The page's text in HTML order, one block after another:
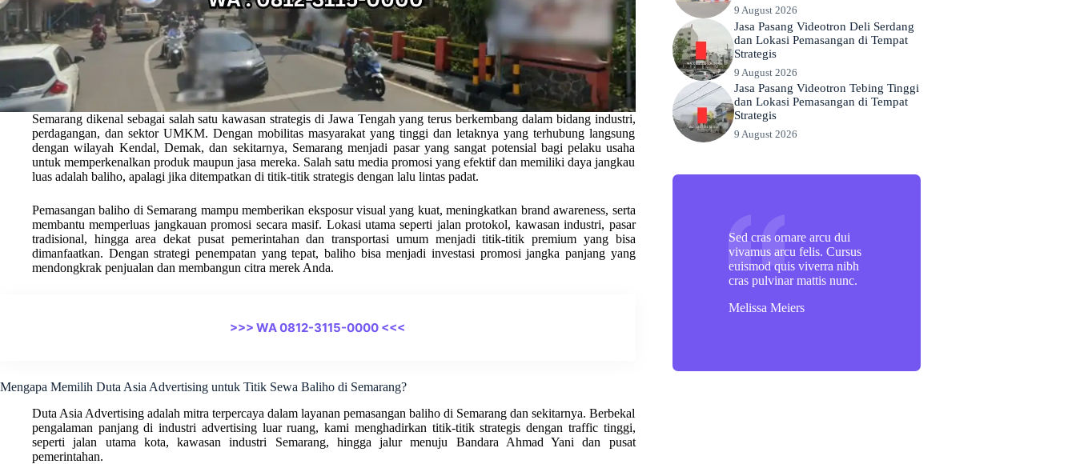
Semarang dikenal sebagai salah satu kawasan strategis di Jawa Tengah yang terus berkembang dalam bidang industri,
perdagangan, dan sektor UMKM. Dengan mobilitas masyarakat yang tinggi dan letaknya yang terhubung langsung
dengan wilayah Kendal, Demak, dan sekitarnya, Semarang menjadi pasar yang sangat potensial bagi pelaku usaha
untuk memperkenalkan produk maupun jasa mereka. Salah satu media promosi yang efektif dan memiliki daya jangkau
luas adalah baliho, apalagi jika ditempatkan di titik-titik strategis dengan lalu lintas padat.
Pemasangan baliho di Semarang mampu memberikan eksposur visual yang kuat, meningkatkan brand awareness, serta
membantu memperluas jangkauan promosi secara masif. Lokasi utama seperti jalan protokol, kawasan industri, pasar
tradisional, hingga area dekat pusat pemerintahan dan transportasi umum menjadi titik-titik premium yang bisa
dimanfaatkan. Dengan strategi penempatan yang tepat, baliho bisa menjadi investasi promosi jangka panjang yang
mendongkrak penjualan dan membangun citra merek Anda.
>>> WA 0812-3115-0000 <<<
Mengapa Memilih Duta Asia Advertising untuk Titik Sewa Baliho di Semarang?
Duta Asia Advertising adalah mitra terpercaya dalam layanan pemasangan baliho di Semarang dan sekitarnya. Berbekal
pengalaman panjang di industri advertising luar ruang, kami menghadirkan titik-titik strategis dengan traffic tinggi,
seperti jalan utama kota, kawasan industri Semarang, hingga jalur menuju Bandara Ahmad Yani dan pusat
pemerintahan.
9 August 2026
Jasa Pasang Videotron Deli Serdang
dan Lokasi Pemasangan di Tempat
Strategis
9 August 2026
Jasa Pasang Videotron Tebing Tinggi
dan Lokasi Pemasangan di Tempat
Strategis
9 August 2026
Sed cras ornare arcu dui
vivamus arcu felis. Cursus
euismod quis viverra nibh
cras pulvinar mattis nunc.
Melissa Meiers